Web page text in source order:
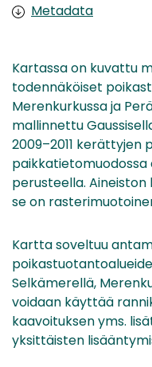
Metadata
Kartassa on kuvattu
todennäköiset
Merenkurkussa ja
mallinnettu
2009–2011 kerättyjen
perusteella.
se on
Kartta soveltuu
Selkämerellä,
voidaan käyttää
kaavoituksen yms.
yksittäisten